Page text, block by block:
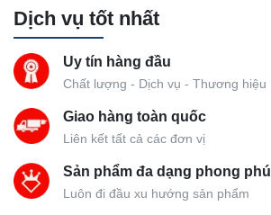
Dịch vụ tốt nhất
Uy tín hàng đầu
Chất lượng - Dịch vụ - Thương hiệu
Giao hàng toàn quốc
Liên kết tất cả các đơn vị
Sản phẩm đa dạng phong phú
Luôn đi đầu xu hướng sản phẩm